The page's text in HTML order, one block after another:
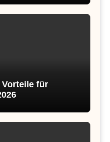
Vorteile für